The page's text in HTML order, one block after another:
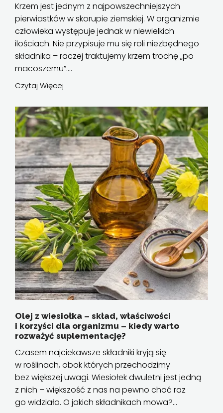
Krzem jest jednym z najpowszechniejszych
pierwiastków w skorupie ziemskiej. W organizmie
człowieka występuje jednak w niewielkich
ilościach. Nie przypisuje mu się roli niezbędnego
składnika – raczej traktujemy krzem trochę „po
macoszemu”....
Czytaj Więcej
Olej z wiesiołka – skład, właściwości
i korzyści dla organizmu – kiedy warto
rozważyć suplementację?
Czasem najciekawsze składniki kryją się
w roślinach, obok których przechodzimy
bez większej uwagi. Wiesiołek dwuletni jest jedną
z nich – większość z nas na pewno choć raz
go widziała. O jakich składnikach mowa?...